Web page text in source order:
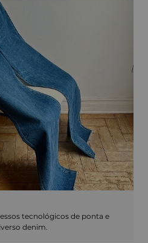
tecnológicos de ponta e
denim.